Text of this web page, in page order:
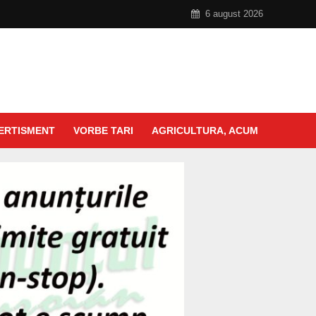
6 august 2026
VORBE TARI AGRICULTURA, ACUM